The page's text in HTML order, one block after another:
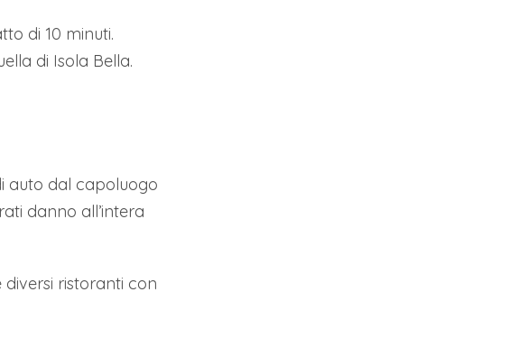
di 10 minuti.
di Isola Bella.
auto dal capoluogo
danno all’intera
ristoranti con